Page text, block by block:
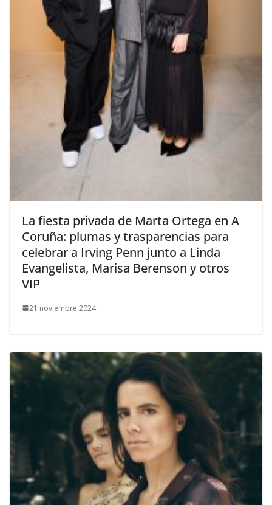
​La fiesta privada de Marta Ortega en A
Coruña: plumas y trasparencias para
celebrar a Irving Penn junto a Linda
Evangelista, Marisa Berenson y otros
VIP
21 noviembre 2024